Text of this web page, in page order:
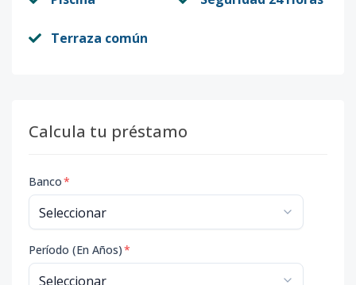
Terraza común
Calcula tu préstamo
Banco*
Período (En Años)*